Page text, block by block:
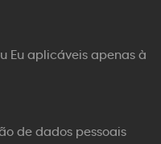
Eu aplicáveis apenas à
de dados pessoais